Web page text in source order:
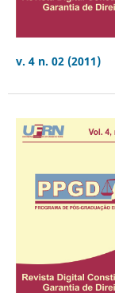
v. 4 n. 02 (2011)